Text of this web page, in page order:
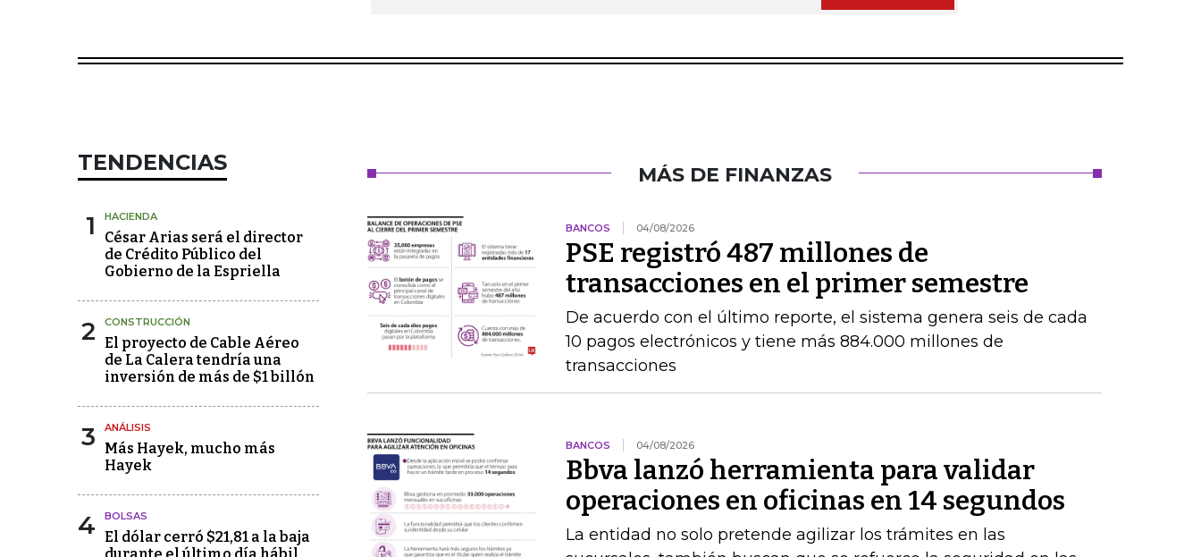
TENDENCIAS
1 HACIENDA
César Arias será el director
de Crédito Público del
Gobierno de la Espriella
2 CONSTRUCCIÓN
El proyecto de Cable Aéreo
de La Calera tendría una
inversión de más de $1 billón
3 ANÁLISIS
Más Hayek, mucho más
Hayek
4 BOLSAS
El dólar cerró $21,81 a la baja
MÁS DE FINANZAS
BANCOS 04/08/2026
PSE registró 487 millones de
transacciones en el primer semestre
De acuerdo con el último reporte, el sistema genera seis de cada
10 pagos electrónicos y tiene más 884.000 millones de
transacciones
BANCOS 04/08/2026
Bbva lanzó herramienta para validar
operaciones en oficinas en 14 segundos
La entidad no solo pretende agilizar los trámites en las